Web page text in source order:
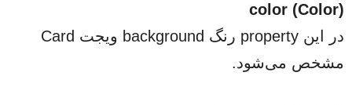
color (Color)
در این property رنگ background ویجت Card
مشخص می‌شود.